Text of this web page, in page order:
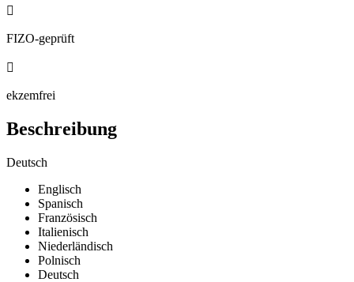

FIZO-geprüft

ekzemfrei
Beschreibung
Deutsch
Englisch
Spanisch
Französisch
Italienisch
Niederländisch
Polnisch
Deutsch